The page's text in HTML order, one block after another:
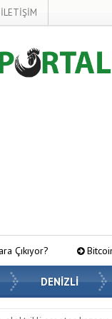
İLETİŞİM
Gözler Kritik
DENİZLİ